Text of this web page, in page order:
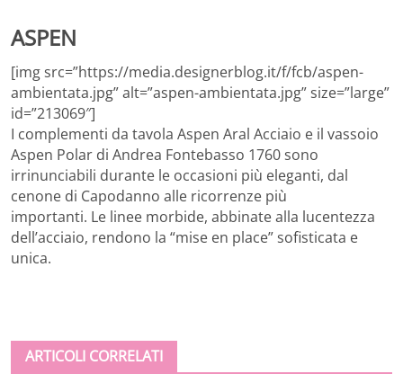
ASPEN
[img src=”https://media.designerblog.it/f/fcb/aspen-
ambientata.jpg” alt=”aspen-ambientata.jpg” size=”large”
id=”213069″]
I complementi da tavola Aspen Aral Acciaio e il vassoio
Aspen Polar di Andrea Fontebasso 1760 sono
irrinunciabili durante le occasioni più eleganti, dal
cenone di Capodanno alle ricorrenze più
importanti. Le linee morbide, abbinate alla lucentezza
dell’acciaio, rendono la “mise en place” sofisticata e
unica.
ARTICOLI CORRELATI